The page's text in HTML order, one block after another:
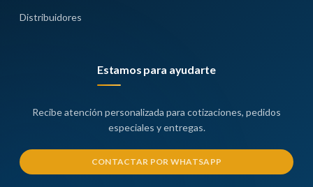
Distribuidores
Estamos para ayudarte
Recibe atención personalizada para cotizaciones, pedidos
especiales y entregas.
CONTACTAR POR WHATSAPP